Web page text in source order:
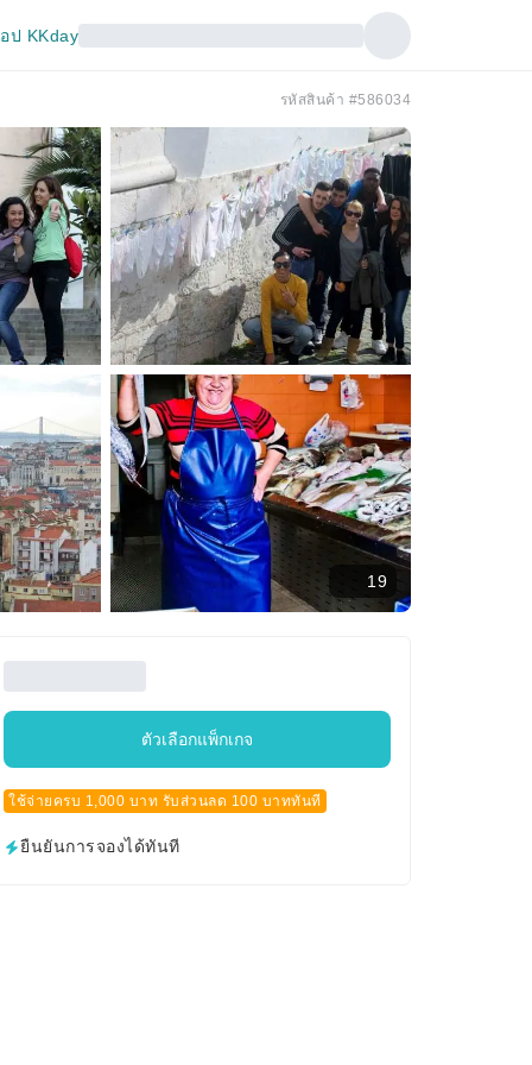
ป KKday
รหัสสินค้า #586034
19
ตัวเลือกแพ็กเกจ
ใช้จ่ายครบ 1,000 บาท รับส่วนลด 100 บาททันที
ยืนยันการจองได้ทันที